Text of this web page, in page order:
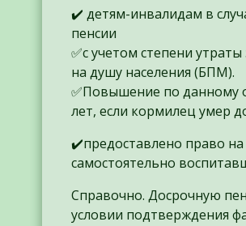
✔️ детям-инвалидам в
пенсии
✅с учетом степени
на душу населения (БПМ).
✅Повышение по данному
лет, если кормилец умер
✔️предоставлено право
самостоятельно
Справочно. Досрочную
условии подтверждения